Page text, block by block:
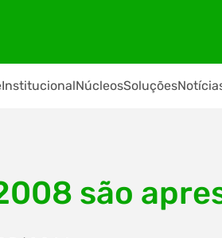
InstitucionalNúcleosSoluções
são